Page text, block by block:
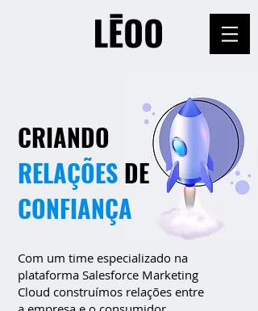
CRIANDO
RELAÇÕES DE
CONFIANÇA
Com um time especializado na
plataforma Salesforce Marketing
Cloud construímos relações entre